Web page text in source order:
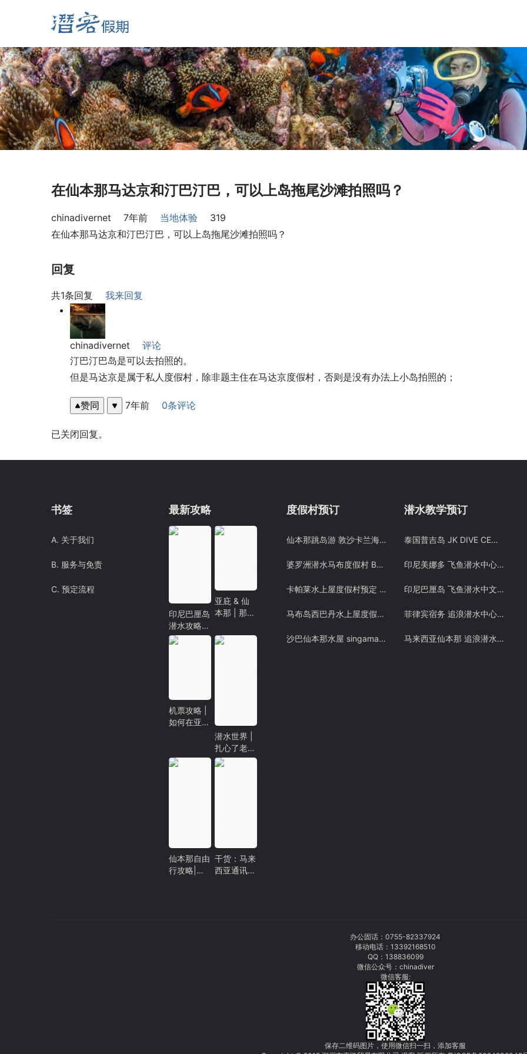
在仙本那马达京和汀巴汀巴，可以上岛拖尾沙滩拍照吗？
chinadivernet 7年前 当地体验
319
在仙本那马达京和汀巴汀巴，可以上岛拖尾沙滩拍照吗？
回复
共1条回复 我来回复
chinadivernet
评论
汀巴汀巴岛是可以去拍照的。
但是马达京是属于私人度假村，除非题主住在马达京度假村，否则是没有办法上小岛拍照的；
赞同 7年前 0条评论
已关闭回复。
书签
A. 关于我们
B. 服务与免责
C. 预定流程
最新攻略
印尼巴厘岛
潜水攻略|
没有在这里
亚庇 & 仙
本那 | 那些
美食和手信
机票攻略 |
如何在亚航
潜水世界 |
扎心了老
铁，原来潜
仙本那自由
行攻略|玩
干货：马来
西亚通讯攻
度假村预订
仙本那跳岛游 敦沙卡兰海洋公园 邦邦岛 卡帕莱 巴瑶族 浮潜预定 潜客
婆罗洲潜水马布度假村 Borneo Divers 仙本那马步岛预定 诗巴丹 潜客
卡帕莱水上屋度假村预定 仙本那水屋 Kapalai岛 诗巴丹潜水 – 潜客假期
马布岛西巴丹水上屋度假村swv仙本那水屋潜水考证度假村预订
沙巴仙本那水屋 singamata 新佳马达潜水度假村预定 跳岛游
潜水教学预订
泰国普吉岛 JK DIVE CENTER 潜水课程OW+AOW中文考证PADI 免费接送 中文教练
印尼美娜多 飞鱼潜水中心潜水教学 布纳肯 PADI OW/AOW潜水考证课程 中文教练
印尼巴厘岛 飞鱼潜水中文教练 PADI OW/AOW潜水考证教学课程
菲律宾宿务 追浪潜水中心 PADI OW/AOW和 PADI FREE DIVING考证考牌教学课程潜水证
马来西亚仙本那 追浪潜水 OW/AOW考证教学课程 军舰岛免费DSD体验潜水 自由潜 Free Diving 中文教学
办公固话： 0755-82337924
移动电话： 13392168510
QQ：138836099
微信公众号：chinadiver
微信客服:
保存二维码图片，使用微信扫一扫，添加客服